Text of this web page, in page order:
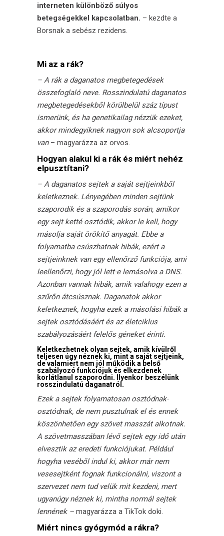
interneten különböző súlyos
betegségekkel kapcsolatban. – kezdte a
Borsnak a sebész rezidens.
Mi az a rák?
– A rák a daganatos megbetegedések
összefoglaló neve. Rosszindulatú daganatos
megbetegedésekből körülbelül száz típust
ismerünk, és ha genetikailag nézzük ezeket,
akkor mindegyiknek nagyon sok alcsoportja
van– magyarázza az orvos.
Hogyan alakul ki a rák és miért nehéz
elpusztítani?
– A daganatos sejtek a saját sejtjeinkből
keletkeznek. Lényegében minden sejtünk
szaporodik és a szaporodás során, amikor
egy sejt ketté osztódik, akkor le kell, hogy
másolja saját örökítő anyagát. Ebbe a
folyamatba csúszhatnak hibák, ezért a
sejtjeinknek van egy ellenőrző funkciója, ami
leellenőrzi, hogy jól lett-e lemásolva a DNS.
Azonban vannak hibák, amik valahogy ezen a
szűrőn átcsúsznak. Daganatok akkor
keletkeznek, hogyha ezek a másolási hibák a
sejtek osztódásáért és az életciklus
szabályozásáért felelős géneket érinti.
Keletkezhetnek olyan sejtek, amik kívülről
teljesen úgy néznek ki, mint a saját sejtjeink,
de valamiért nem jól működik a belső
szabályozó funkciójuk és elkezdenek
korlátlanul szaporodni. Ilyenkor beszélünk
rosszindulatú daganatról.
Ezek a sejtek folyamatosan osztódnak-
osztódnak, de nem pusztulnak el és ennek
köszönhetően egy szövet masszát alkotnak.
A szövetmasszában lévő sejtek egy idő után
elvesztik az eredeti funkciójukat. Például
hogyha veséből indul ki, akkor már nem
vesesejtként fognak funkcionálni, viszont a
szervezet nem tud velük mit kezdeni, mert
ugyanúgy néznek ki, mintha normál sejtek
lennének – magyarázza a TikTok doki.
Miért nincs gyógymód a rákra?